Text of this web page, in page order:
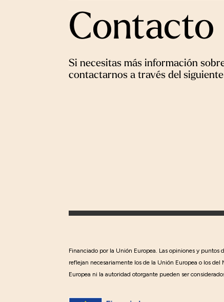
Contacto
Si necesitas más información
contactarnos a través del
Financiado por la Unión Europea. Las opiniones y
reflejan necesariamente los de la Unión Europea o los
Europea ni la autoridad otorgante pueden ser